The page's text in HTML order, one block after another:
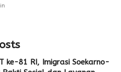
ke-81 RI, Imigrasi Soekarno-